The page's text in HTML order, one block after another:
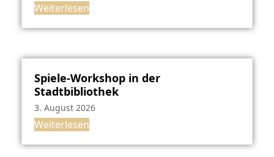
Weiterlesen
Spiele-Workshop in der
Stadtbibliothek
3. August 2026
Weiterlesen